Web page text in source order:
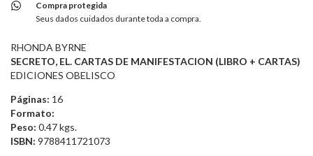
Compra protegida
Seus dados cuidados durante toda a compra.
RHONDA BYRNE
SECRETO, EL. CARTAS DE MANIFESTACION (LIBRO + CARTAS)
EDICIONES OBELISCO
Páginas: 16
Formato:
Peso: 0.47 kgs.
ISBN: 9788411721073